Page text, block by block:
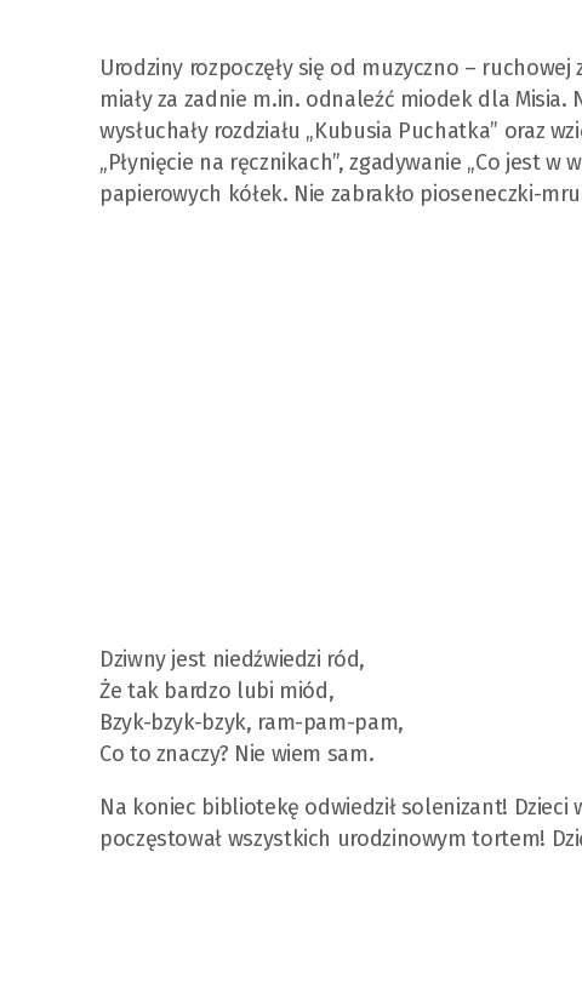
Urodziny rozpoczęły się od muzyczno –
miały za zadnie m.in. odnaleźć miodek dla
wysłuchały rozdziału „Kubusia Puchatka” oraz
„Płynięcie na ręcznikach”, zgadywanie „Co jest
papierowych kółek. Nie zabrakło pioseneczki-
Dziwny jest niedźwiedzi ród,
Że tak bardzo lubi miód,
Bzyk-bzyk-bzyk, ram-pam-pam,
Co to znaczy? Nie wiem sam.
Na koniec bibliotekę odwiedził solenizant! Dzieci
poczęstował wszystkich urodzinowym tortem!